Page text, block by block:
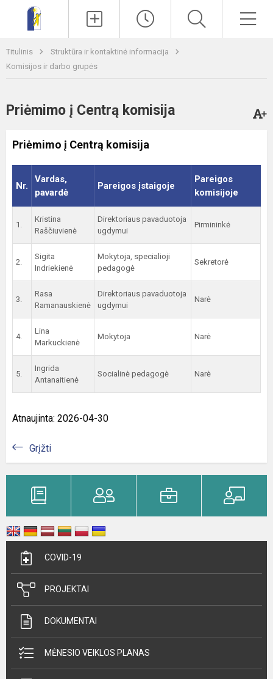
Titulinis
Struktūra ir kontaktinė informacija
Komisijos ir darbo grupės
Priėmimo į Centrą komisija
Priėmimo į Centrą komisija
Nr.
Vardas,
pavardė
Pareigos įstaigoje
Pareigos
komisijoje
1.
Kristina
Raščiuvienė
Direktoriaus pavaduotoja
ugdymui
Pirmininkė
2.
Sigita
Indriekienė
Mokytoja, specialioji
pedagogė
Sekretorė
3.
Rasa
Ramanauskienė
Direktoriaus pavaduotoja
ugdymui
Narė
4.
Lina
Markuckienė
Mokytoja Narė
5.
Ingrida
Antanaitienė
Socialinė pedagogė Narė
Atnaujinta: 2026-04-30
Grįžti
COVID-19
PROJEKTAI
DOKUMENTAI
MĖNESIO VEIKLOS PLANAS